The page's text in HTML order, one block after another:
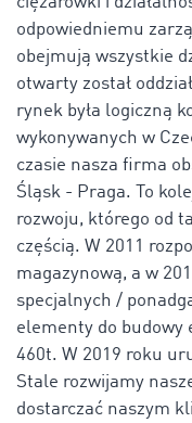
odpowiedniemu
obejmują wszystkie
otwarty został
rynek była logiczną
wykonywanych w
czasie nasza firma
Śląsk - Praga. To
rozwoju, którego od
częścią. W 2011
magazynową, a w
specjalnych /
elementy do budowy
460t. W 2019 roku
Stale rozwijamy
dostarczać naszym